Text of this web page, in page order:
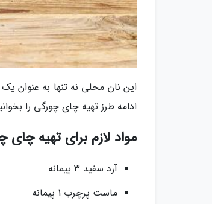
این نان محلی نه تنها به عنوان
ادامه طرز تهیه چای چورگی را
مواد لازم برای تهیه چای
آرد سفید 3 پیمانه
ماست پرچرب 1 پیمانه